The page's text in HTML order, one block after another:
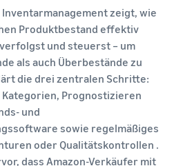
zeigt, wie
Produktbestand effektiv
und steuerst – um
als auch Überbestände zu
die drei zentralen Schritte:
Prognostizieren
und
sowie regelmäßiges
oder Qualitätskontrollen .
dass Amazon-Verkäufer mit